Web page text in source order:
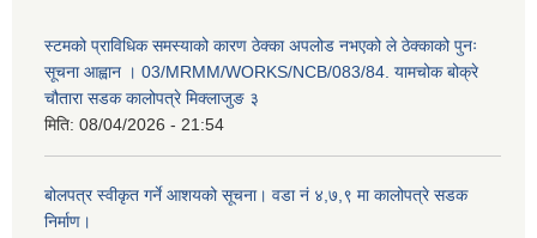
स्टमको प्राविधिक समस्याको कारण ठेक्का अपलोड नभएको ले ठेक्काको पुनः
सूचना आह्वान । 03/MRMM/WORKS/NCB/083/84. यामचोक बोक्रे
चौतारा सडक कालोपत्रे मिक्लाजुङ ३
मिति: 08/04/2026 - 21:54
बोलपत्र स्वीकृत गर्ने आशयको सूचना। वडा नं ४,७,९ मा कालोपत्रे सडक
निर्माण।